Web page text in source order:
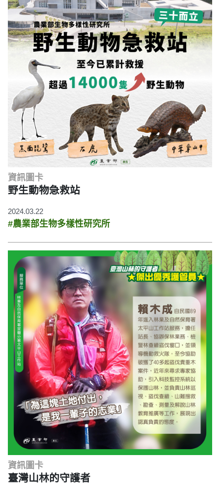
資訊圖卡
野生動物急救站
2024.03.22
#農業部生物多樣性研究所
資訊圖卡
臺灣山林的守護者